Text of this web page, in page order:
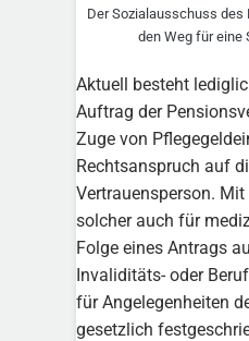
Der Sozialausschuss des
den Weg für eine
Aktuell besteht
Auftrag der
Zuge von
Rechtsanspruch auf
Vertrauensperson.
solcher auch für
Folge eines Antrags
Invaliditäts- oder
für Angelegenheiten
gesetzlich